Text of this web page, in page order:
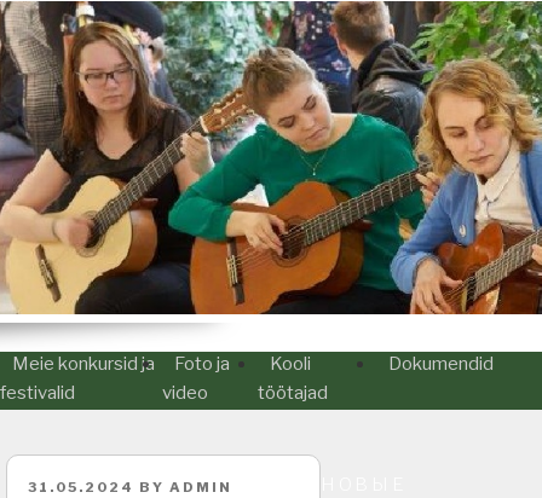
Meie konkursid ja
festivalid
Foto ja
video
Kooli
töötajad
Dokumendid
POSTED
31.05.2024 BYADMIN